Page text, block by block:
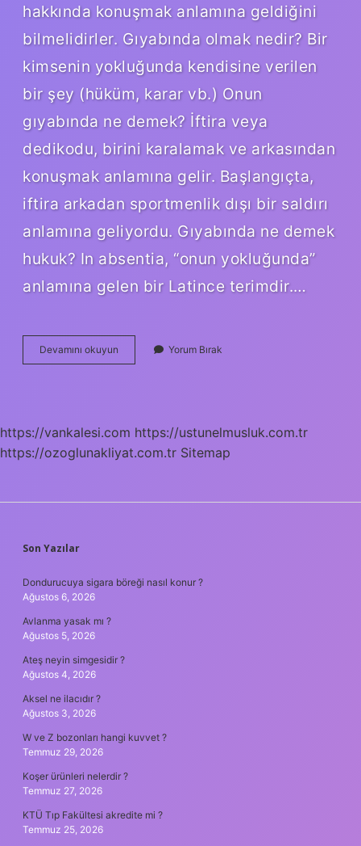
hakkında konuşmak anlamına geldiğini
bilmelidirler. Gıyabında olmak nedir? Bir
kimsenin yokluğunda kendisine verilen
bir şey (hüküm, karar vb.) Onun
gıyabında ne demek? İftira veya
dedikodu, birini karalamak ve arkasından
konuşmak anlamına gelir. Başlangıçta,
iftira arkadan sportmenlik dışı bir saldırı
anlamına geliyordu. Gıyabında ne demek
hukuk? In absentia, “onun yokluğunda”
anlamına gelen bir Latince terimdir.…
Devamını okuyun
Gıyabında
Yorum Bırak
https://vankalesi.com https://ustunelmusluk.com.tr
https://ozoglunakliyat.com.tr Sitemap
SIDEBAR
Son Yazılar
Dondurucuya sigara böreği nasıl konur ?
Ağustos 6, 2026
Avlanma yasak mı ?
Ağustos 5, 2026
Ateş neyin simgesidir ?
Ağustos 4, 2026
Aksel ne ilacıdır ?
Ağustos 3, 2026
W ve Z bozonları hangi kuvvet ?
Temmuz 29, 2026
Koşer ürünleri nelerdir ?
Temmuz 27, 2026
KTÜ Tıp Fakültesi akredite mi ?
Temmuz 25, 2026